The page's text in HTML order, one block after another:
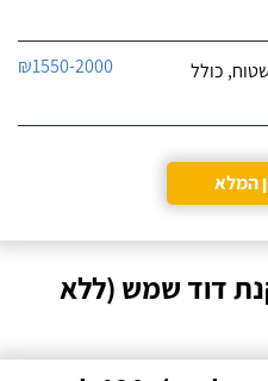
על גג שטוח, כולל
₪1550-2000
המלא
דוד שמש (ללא